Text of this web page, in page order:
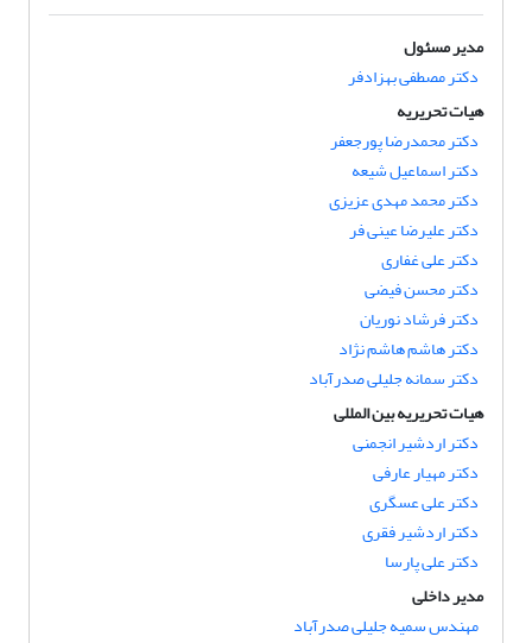
مدیر مسئول
دکتر مصطفی بهزادفر
هیات تحریریه
دکتر محمدرضا پورجعفر
دکتر اسماعیل شیعه
دکتر محمد مهدی عزیزی
دکتر علیرضا عینی فر
دکتر علی غفاری
دکتر محسن فیضی
دکتر فرشاد نوریان
دکتر هاشم هاشم نژاد
دکتر سمانه جلیلی صدرآباد
هیات تحریریه بین المللی
دکتر اردشیر انجمنی
دکتر مهیار عارفی
دکتر علی عسگری
دکتر اردشیر فقری
دکتر علی پارسا
مدیر داخلی
مهندس سمیه جلیلی صدرآباد